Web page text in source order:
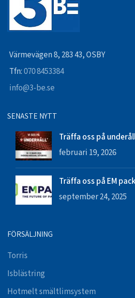
Värmevägen 8, 283 43, OSBY
Tfn:070 8453384
info@3-be.se
SENASTE NYTT
Träffa oss på
februari 19, 2026
Träffa oss på EM
september 24, 2025
FÖRSÄLJNING
Torris
Isblästring
Hotmelt smältlimsystem